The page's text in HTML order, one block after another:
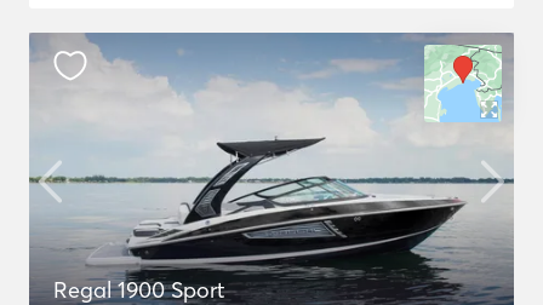
Regal 1900 Sport